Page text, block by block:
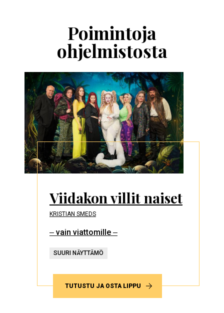
Poimintoja
ohjelmistosta
Viidakon villit naiset
KRISTIAN SMEDS
‒ vain viattomille ‒
SUURI NÄYTTÄMÖ
TUTUSTU JA OSTA LIPPU